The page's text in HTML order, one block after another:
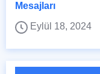
Mesajları
Eylül 18, 2024